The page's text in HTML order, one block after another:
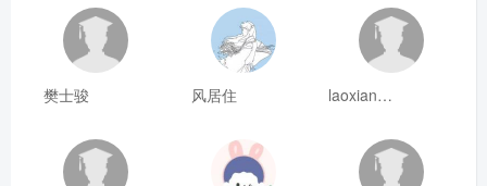
樊士骏 风居住 laoxianrou